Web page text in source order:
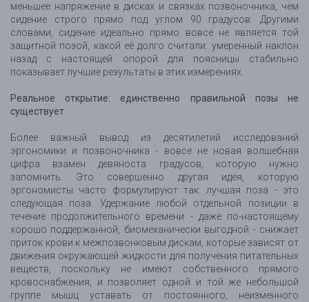
меньшее напряжение в дисках и связках позвоночника, чем
сидение строго прямо под углом 90 градусов. Другими
словами, сидение идеально прямо вовсе не является той
защитной позой, какой её долго считали: умеренный наклон
назад с настоящей опорой для поясницы стабильно
показывает лучшие результаты в этих измерениях.
Реальное открытие: единственно правильной позы не
существует
Более важный вывод из десятилетий исследований
эргономики и позвоночника - вовсе не новая волшебная
цифра взамен девяноста градусов, которую нужно
запомнить. Это совершенно другая идея, которую
эргономисты часто формулируют так: лучшая поза - это
следующая поза. Удержание любой отдельной позиции в
течение продолжительного времени - даже по-настоящему
хорошо поддержанной, биомеханически выгодной - снижает
приток крови к межпозвонковым дискам, которые зависят от
движения окружающей жидкости для получения питательных
веществ, поскольку не имеют собственного прямого
кровоснабжения, и позволяет одной и той же небольшой
группе мышц уставать от постоянного, неизменного